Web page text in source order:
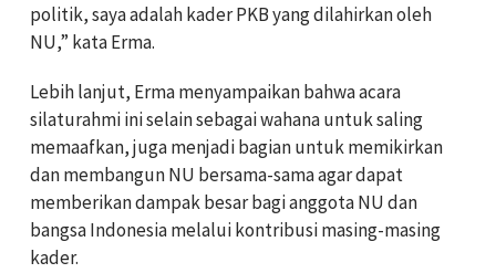
politik, saya adalah kader PKB yang dilahirkan oleh
NU,” kata Erma.
Lebih lanjut, Erma menyampaikan bahwa acara
silaturahmi ini selain sebagai wahana untuk saling
memaafkan, juga menjadi bagian untuk memikirkan
dan membangun NU bersama-sama agar dapat
memberikan dampak besar bagi anggota NU dan
bangsa Indonesia melalui kontribusi masing-masing
kader.